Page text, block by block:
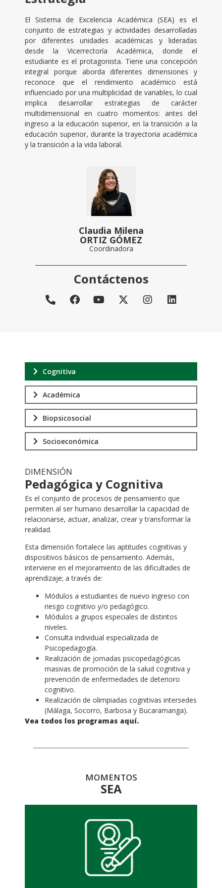
El Sistema de Excelencia Académica (SEA) es el
conjunto de estrategias y actividades desarrolladas
por diferentes unidades académicas y lideradas
desde la Vicerrectoría Académica, donde el
estudiante es el protagonista. Tiene una concepción
integral porque aborda diferentes dimensiones y
reconoce que el rendimiento académico está
influenciado por una multiplicidad de variables, lo cual
implica desarrollar estrategias de carácter
multidimensional en cuatro momentos: antes del
ingreso a la educación superior, en la transición a la
educación superior, durante la trayectoria académica
y la transición a la vida laboral.
Claudia Milena
ORTIZ GÓMEZ
Coordinadora
Contáctenos
Cognitiva
Académica
Biopsicosocial
Socioeconómica
DIMENSIÓN
Pedagógica y Cognitiva
Es el conjunto de procesos de pensamiento que
permiten al ser humano desarrollar la capacidad de
relacionarse, actuar, analizar, crear y transformar la
realidad.
Esta dimensión fortalece las aptitudes cognitivas y
dispositivos básicos de pensamiento. Además,
interviene en el mejoramiento de las dificultades de
aprendizaje; a través de:
Módulos a estudiantes de nuevo ingreso con
riesgo cognitivo y/o pedagógico.
Módulos a grupos especiales de distintos
niveles.
Consulta individual especializada de
Psicopedagogía.
Realización de jornadas psicopedagógicas
masivas de promoción de la salud cognitiva y
prevención de enfermedades de deterioro
cognitivo.
Realización de olimpiadas cognitivas intersedes
(Málaga, Socorro, Barbosa y Bucaramanga).
Vea todos los programas aquí.
MOMENTOS
SEA
Olimpiadas Matemáticas, semilleros y
Calendario Matemático.